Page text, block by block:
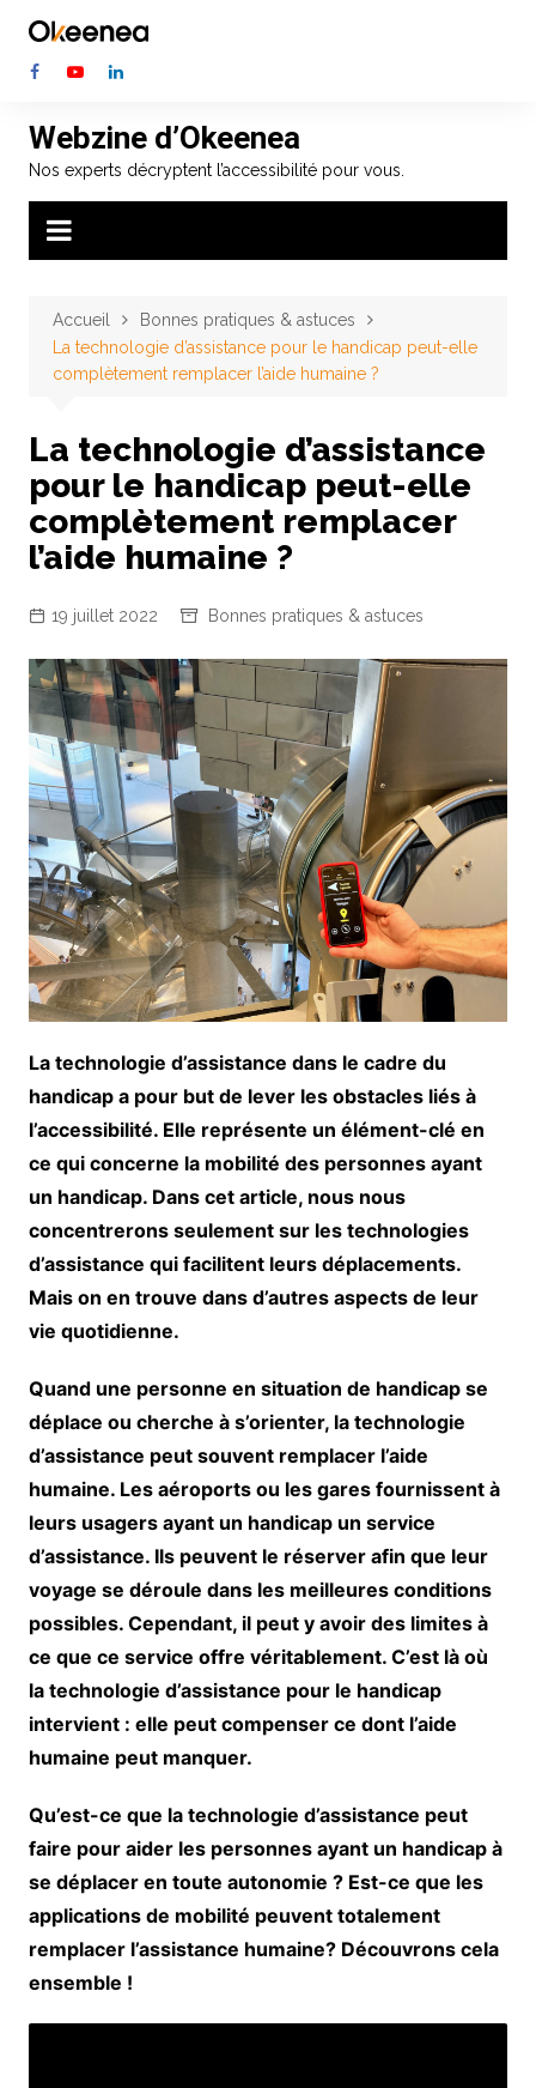
contenu
Webzine d’Okeenea
Nos experts décryptent l’accessibilité pour vous.
Accueil
Bonnes pratiques & astuces
La technologie d’assistance pour le handicap peut-elle
complètement remplacer l’aide humaine ?
La technologie d’assistance
pour le handicap peut-elle
complètement remplacer
l’aide humaine ?
19 juillet 2022 Bonnes pratiques & astuces
La technologie d’assistance dans le cadre du
handicap a pour but de lever les obstacles liés à
l’accessibilité. Elle représente un élément-clé en
ce qui concerne la mobilité des personnes ayant
un handicap. Dans cet article, nous nous
concentrerons seulement sur les technologies
d’assistance qui facilitent leurs déplacements.
Mais on en trouve dans d’autres aspects de leur
vie quotidienne.
Quand une personne en situation de handicap se
déplace ou cherche à s’orienter, la technologie
d’assistance peut souvent remplacer l’aide
humaine. Les aéroports ou les gares fournissent à
leurs usagers ayant un handicap un service
d’assistance. Ils peuvent le réserver afin que leur
voyage se déroule dans les meilleures conditions
possibles. Cependant, il peut y avoir des limites à
ce que ce service offre véritablement. C’est là où
la technologie d’assistance pour le handicap
intervient : elle peut compenser ce dont l’aide
humaine peut manquer.
Qu’est-ce que la technologie d’assistance peut
faire pour aider les personnes ayant un handicap à
se déplacer en toute autonomie ? Est-ce que les
applications de mobilité peuvent totalement
remplacer l’assistance humaine? Découvrons cela
ensemble !